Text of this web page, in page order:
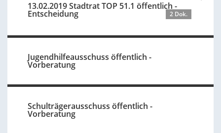
13.02.2019 Stadtrat TOP 51.1 öffentlich -
Entscheidung 2 Dok.
Jugendhilfeausschuss öffentlich -
Vorberatung
Schulträgerausschuss öffentlich -
Vorberatung